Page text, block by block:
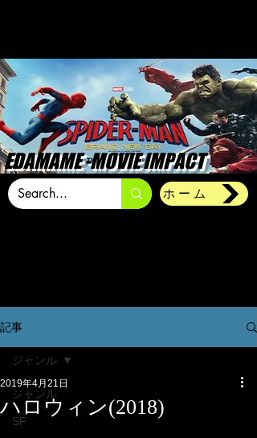
EDAMAME -MOVIE IMPACT
ホーム
記事
ジャンル
SF
ジャンル
ハロウィン(2018)
2019年4月21日